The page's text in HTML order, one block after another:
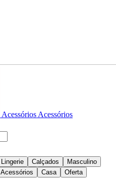
Acessórios Acessórios
Lingerie Calçados
Masculino
Acessórios Casa Oferta